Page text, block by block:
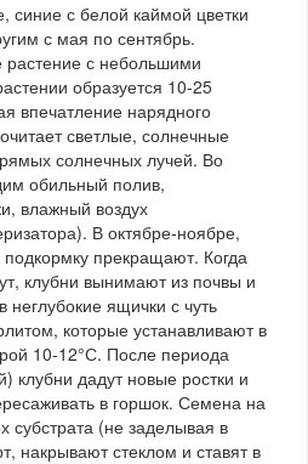
с белой каймой цветки
с мая по сентябрь.
растение с небольшими
образуется 10-25
впечатление нарядного
светлые, солнечные
солнечных лучей. Во
обильный полив,
влажный воздух
В октябре-ноябре,
прекращают. Когда
клубни вынимают из почвы и
ящички с чуть
которые устанавливают в
10-12°С. После периода
клубни дадут новые ростки и
в горшок. Семена на
субстрата (не заделывая в
накрывают стеклом и ставят в